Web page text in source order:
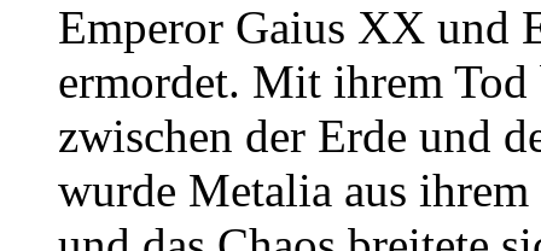
Emperor Gaius XX und
ermordet. Mit ihrem
zwischen der Erde und
wurde Metalia aus